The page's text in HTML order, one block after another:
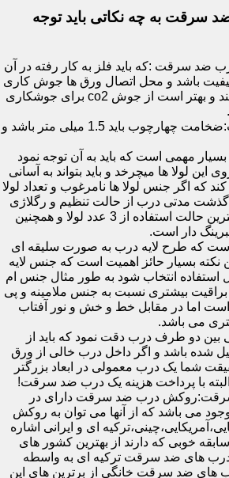
سرقت به چه نکاتی باید توجه
سرقت :که باید فلز به کار رفته در آن
کیفیت باشد و محل اتصال ورق ها جوش کاری
مناسبی داشته باشند و بهتر است از جوش co2 برای جوشکاری
ضخامت چهارچوب:ضخامت چهارچوب باید 1.5 میلی متر باشد و
بسیار مهمی است که باید به آن توجه نمود
این لولا ها میچرخد و باید بتواند به آسانی
که اگر جنس لولا ها نامرغوب و تعداد لولا
مدتی درب از حالت تنظیم و رگلاژی
خارج میشود که بهترین حالت استفاده از 3 عدد لولا و همچنین
دار است.
که طرح لایه درب به صورت سلیقه ای
نکته بسیار حائز اهمیت است که جنس لایه
استفاده انتخاب شود به طور مثال جنس ام
براقیت بیشتری نسبت به جنس ملامینه و پی
اما در مقابل خط و خش و نور آفتاب
می باشد.
بین دو طرف درب دقت نمود که باید از
شده باشد و اگر داخل درب خالی از ورق
شما یک درب معمولی در ابعاد بزرگتر
البته با پرداخت هزینه یک درب ضد سرقت!
درب ضد سرقت دارای در
می باشد که از آنها می توان به روکش
ای و ایرانی اشاره
خوبی که دارند از بهترین کشور های
های ضد سرقت ترکیه ای به واسطه
های ضد سرقت خانگی از برترین های این